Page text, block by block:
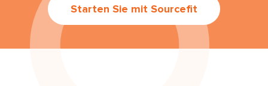
Starten Sie mit Sourcefit